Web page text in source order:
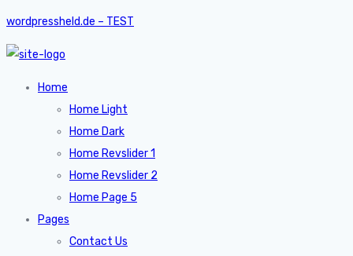
wordpressheld.de – TEST
Home
Home Light
Home Dark
Home Revslider 1
Home Revslider 2
Home Page 5
Pages
Contact Us